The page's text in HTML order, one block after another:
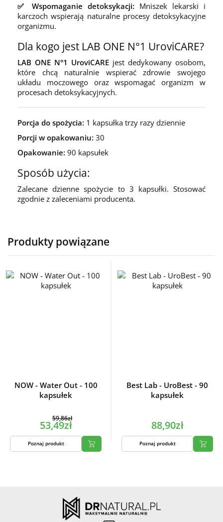
✅ Wspomaganie detoksykacji: Mniszek lekarski i
karczoch wspierają naturalne procesy detoksykacyjne
organizmu.
Dla kogo jest LAB ONE N°1 UroviCARE?
LAB ONE N°1 UroviCARE jest dedykowany osobom,
które chcą naturalnie wspierać zdrowie swojego
układu moczowego oraz wspomagać organizm w
procesach detoksykacyjnych.
Porcja do spożycia: 1 kapsułka trzy razy dziennie
Porcji w opakowaniu: 30
Opakowanie: 90 kapsułek
Sposób użycia:
Zalecane dzienne spożycie to 3 kapsułki. Stosować
zgodnie z zaleceniami producenta.
Produkty powiązane
NOW - Water Out - 100
kapsułek
59,86zł
53,49zł
Poznaj produkt
Best Lab - UroBest - 90
kapsułek
88,90zł
Poznaj produkt